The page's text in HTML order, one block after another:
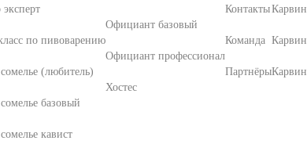
по пивоварению
(любитель)
базовый
кавист
Официант базовый
Официант профессионал
Хостес
Контакты
Команда
Партнёры